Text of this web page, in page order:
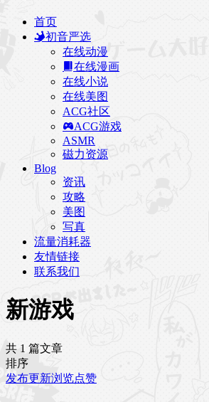
首页
初音严选
在线动漫
在线漫画
在线小说
在线美图
ACG社区
ACG游戏
ASMR
磁力资源
Blog
资讯
攻略
美图
写真
流量消耗器
友情链接
联系我们
新游戏
共 1 篇文章
排序
发布更新浏览点赞